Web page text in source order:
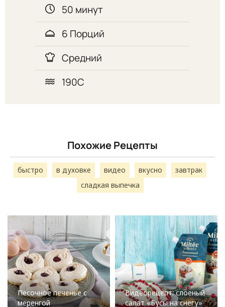
50 минут
6 Порций
Средний
190С
Похожие Рецепты
быстро в духовке видео вкусно
завтрак
сладкая выпечка
Песочное печенье с
меренгой
Видеорецепт: слоеный
салат «Бусы на снегу»